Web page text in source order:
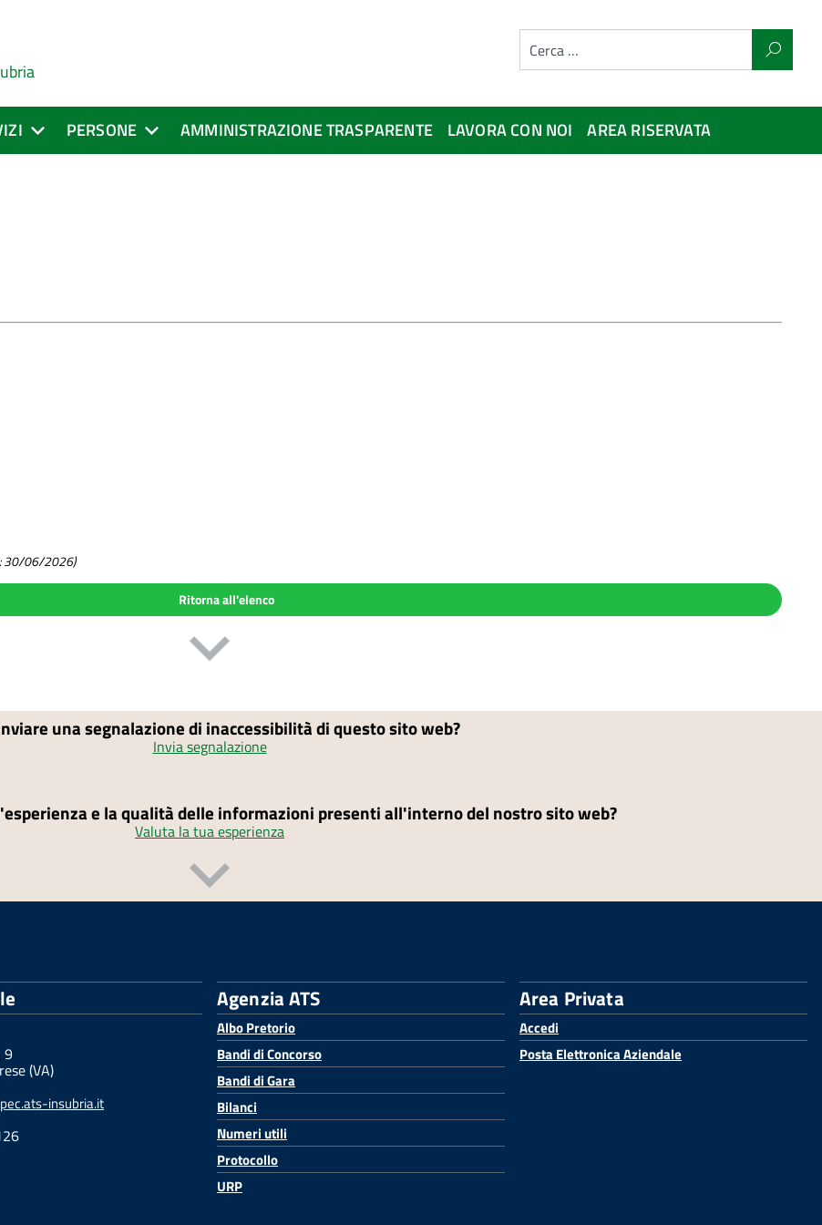
PERSONE AMMINISTRAZIONE TRASPARENTE LAVORA CON NOI
AREA RISERVATA
30/06/2026)
Ritorna all'elenco
una segnalazione di inaccessibilità di questo sito web?
Invia segnalazione
e la qualità delle informazioni presenti all'interno del nostro sito web?
Valuta la tua esperienza
9
(VA)
insubria.it
Agenzia ATS
Albo Pretorio
Bandi di Concorso
Bandi di Gara
Bilanci
Numeri utili
Protocollo
URP
Area Privata
Accedi
Posta Elettronica Aziendale